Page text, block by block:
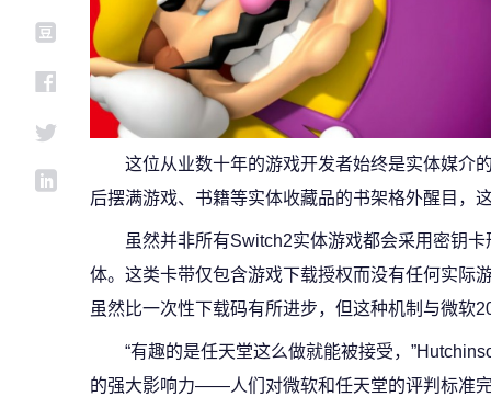
这位从业数十年的游戏开发者始终是实体媒介
后摆满游戏、书籍等实体收藏品的书架格外醒目，
虽然并非所有Switch2实体游戏都会采用密钥
体。这类卡带仅包含游戏下载授权而没有任何实际
虽然比一次性下载码有所进步，但这种机制与微软
“有趣的是任天堂这么做就能被接受，
的强大影响力——人们对微软和任天堂的评判标准